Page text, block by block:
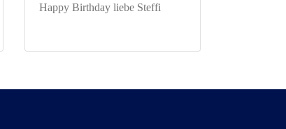
Happy Birthday liebe Steffi